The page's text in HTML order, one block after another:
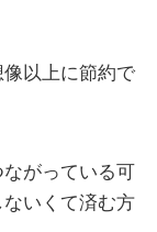
以上に節約で
がっている可
いくて済む方